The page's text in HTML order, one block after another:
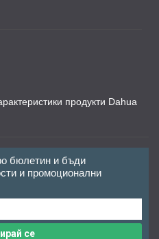
продукти Dahua
бюлетин и бъди
и промоционални
се